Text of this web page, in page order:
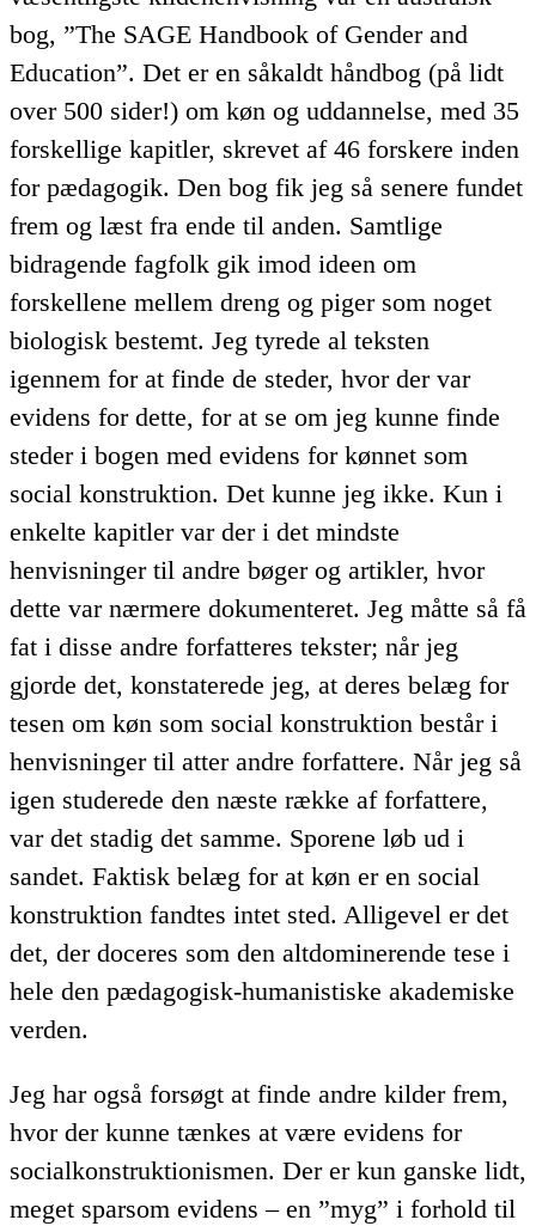
bog, ”The SAGE Handbook of Gender and
Education”. Det er en såkaldt håndbog (på lidt
over 500 sider!) om køn og uddannelse, med 35
forskellige kapitler, skrevet af 46 forskere inden
for pædagogik. Den bog fik jeg så senere fundet
frem og læst fra ende til anden. Samtlige
bidragende fagfolk gik imod ideen om
forskellene mellem dreng og piger som noget
biologisk bestemt. Jeg tyrede al teksten
igennem for at finde de steder, hvor der var
evidens for dette, for at se om jeg kunne finde
steder i bogen med evidens for kønnet som
social konstruktion. Det kunne jeg ikke. Kun i
enkelte kapitler var der i det mindste
henvisninger til andre bøger og artikler, hvor
dette var nærmere dokumenteret. Jeg måtte så få
fat i disse andre forfatteres tekster; når jeg
gjorde det, konstaterede jeg, at deres belæg for
tesen om køn som social konstruktion består i
henvisninger til atter andre forfattere. Når jeg så
igen studerede den næste række af forfattere,
var det stadig det samme. Sporene løb ud i
sandet. Faktisk belæg for at køn er en social
konstruktion fandtes intet sted. Alligevel er det
det, der doceres som den altdominerende tese i
hele den pædagogisk-humanistiske akademiske
verden.
Jeg har også forsøgt at finde andre kilder frem,
hvor der kunne tænkes at være evidens for
socialkonstruktionismen. Der er kun ganske lidt,
meget sparsom evidens – en ”myg” i forhold til